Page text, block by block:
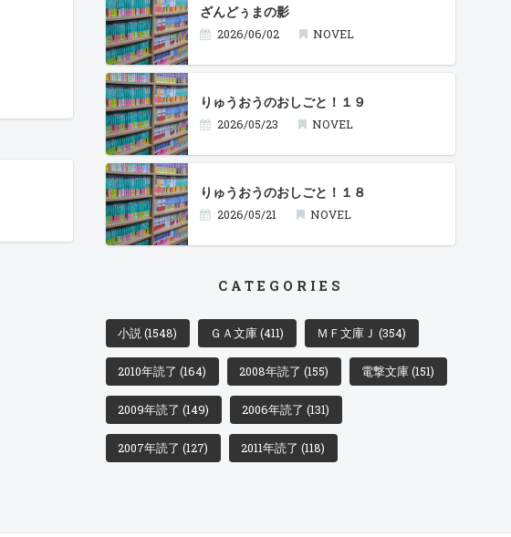
ざんどぅまの影
2026/06/02 NOVEL
りゅうおうのおしごと！１９
2026/05/23 NOVEL
りゅうおうのおしごと！１８
2026/05/21 NOVEL
CATEGORIES
小説(1548) ＧＡ文庫(411) ＭＦ文庫Ｊ(354)
2010年読了(164) 2008年読了(155) 電撃文庫(151)
2009年読了(149) 2006年読了(131)
2007年読了(127) 2011年読了(118)